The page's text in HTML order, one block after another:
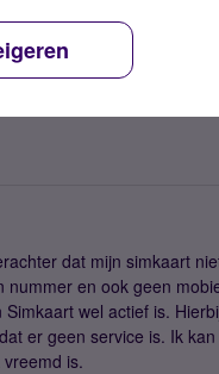
dat mijn simkaart
nummer en ook geen
wel actief is.
er geen service is. Ik kan
is.